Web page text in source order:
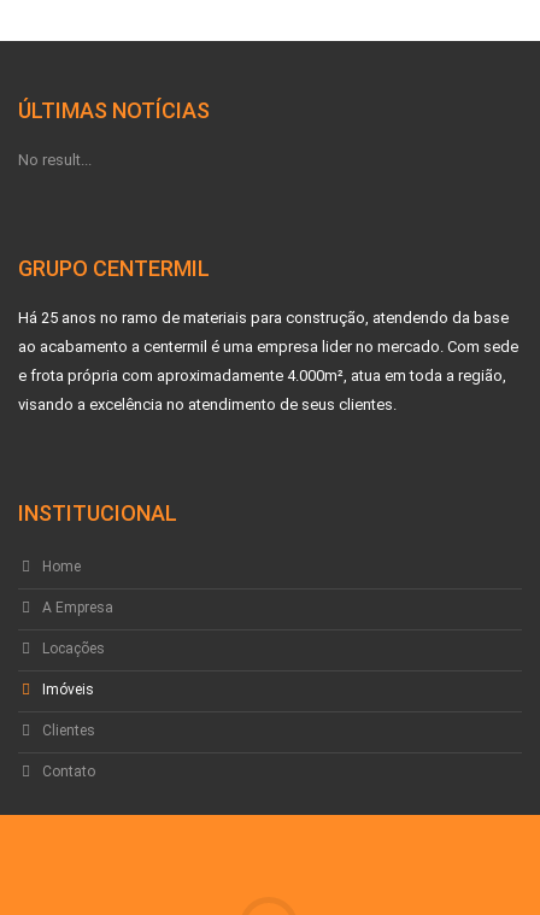
ÚLTIMAS NOTÍCIAS
No result...
GRUPO CENTERMIL
Há 25 anos no ramo de materiais para construção, atendendo da base
ao acabamento a centermil é uma empresa lider no mercado. Com sede
e frota própria com aproximadamente 4.000m², atua em toda a região,
visando a excelência no atendimento de seus clientes.
INSTITUCIONAL
Home
A Empresa
Locações
Imóveis
Clientes
Contato